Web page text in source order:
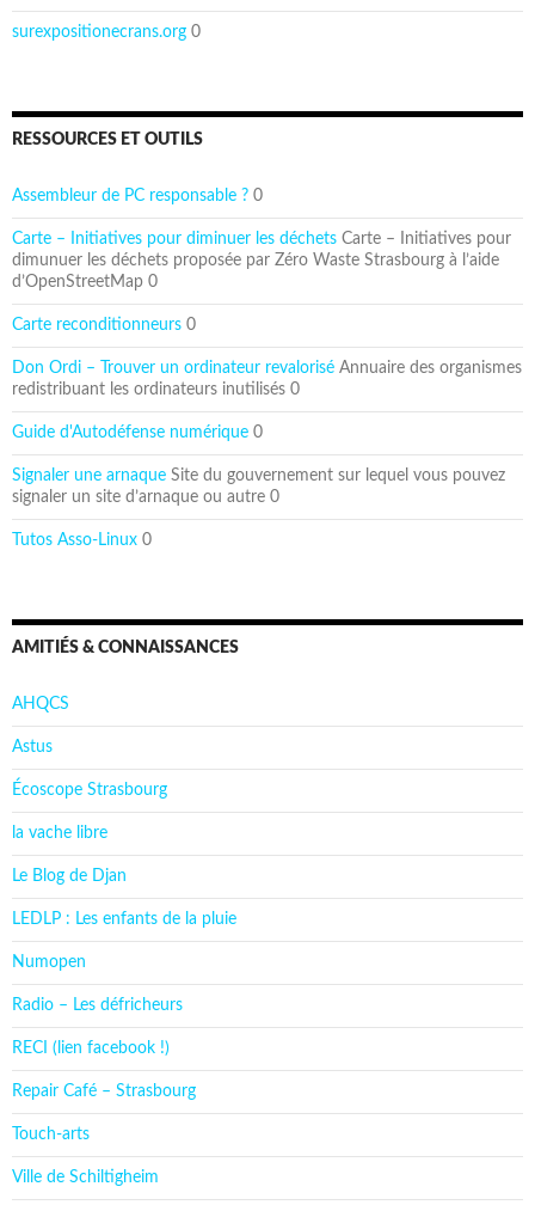
surexpositionecrans.org 0
RESSOURCES ET OUTILS
Assembleur de PC responsable ? 0
Carte – Initiatives pour diminuer les déchets Carte – Initiatives pour
dimunuer les déchets proposée par Zéro Waste Strasbourg à l’aide
d’OpenStreetMap 0
Carte reconditionneurs 0
Don Ordi – Trouver un ordinateur revalorisé Annuaire des organismes
redistribuant les ordinateurs inutilisés 0
Guide d'Autodéfense numérique 0
Signaler une arnaque Site du gouvernement sur lequel vous pouvez
signaler un site d’arnaque ou autre 0
Tutos Asso-Linux 0
AMITIÉS & CONNAISSANCES
AHQCS
Astus
Écoscope Strasbourg
la vache libre
Le Blog de Djan
LEDLP : Les enfants de la pluie
Numopen
Radio – Les défricheurs
RECI (lien facebook !)
Repair Café – Strasbourg
Touch-arts
Ville de Schiltigheim